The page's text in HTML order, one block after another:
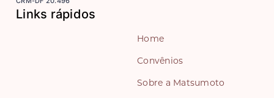
Links rápidos
Home
Convênios
Sobre a Matsumoto